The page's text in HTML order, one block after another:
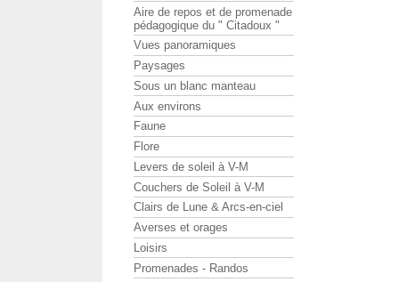
Aire de repos et de promenade
pédagogique du " Citadoux "
Vues panoramiques
Paysages
Sous un blanc manteau
Aux environs
Faune
Flore
Levers de soleil à V-M
Couchers de Soleil à V-M
Clairs de Lune & Arcs-en-ciel
Averses et orages
Loisirs
Promenades - Randos